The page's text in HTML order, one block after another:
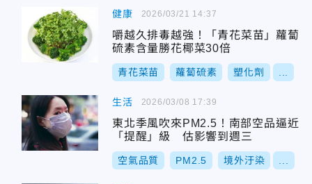
健康
嚼越久排毒越強！「青花菜苗」蘿蔔
硫素含量勝花椰菜30倍
青花菜苗 蘿蔔硫素 塑化劑
2026/03/21 14:37
生活
東北季風吹來PM2.5！南部空品逼近
「提醒」級 估影響到週三
空氣品質 PM2.5 境外汙染
2026/03/08 17:39